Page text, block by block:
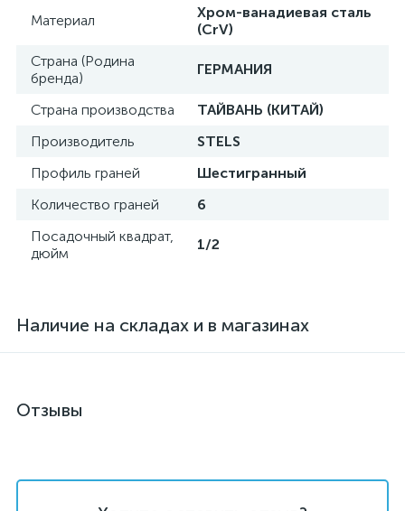
Материал
Хром-ванадиевая сталь
(CrV)
Страна (Родина
бренда)
ГЕРМАНИЯ
Страна производства
ТАЙВАНЬ (КИТАЙ)
Производитель
STELS
Профиль граней
Шестигранный
Количество граней
6
Посадочный квадрат,
дюйм
1/2
Наличие на складах и в магазинах
Отзывы